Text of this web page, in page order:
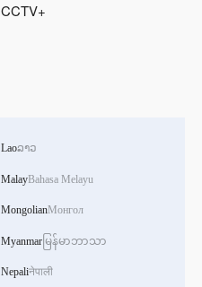
CCTV+
Laoລາວ
MalayBahasa Melayu
MongolianМонгол
Myanmar မြန်မာဘာသာ
Nepaliनेपाली